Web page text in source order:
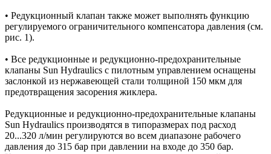
• Редукционный клапан также может выполнять функцию
регулируемого ограничительного компенсатора давления (см.
рис. 1).
• Все редукционные и редукционно-предохранительные
клапаны Sun Hydraulics с пилотным управлением оснащены
заслонкой из нержавеющей стали толщиной 150 мкм для
предотвращения засорения жиклера.
Редукционные и редукционно-предохранительные клапаны
Sun Hydraulics производятся в типоразмерах под расход
20...320 л/мин регулируются во всем диапазоне рабочего
давления до 315 бар при давлении на входе до 350 бар.